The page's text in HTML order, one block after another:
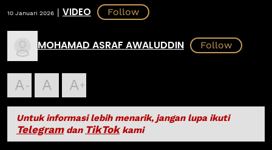
10 Januari 2026 | VIDEO
MOHAMAD ASRAF AWALUDDIN
A A A
Untuk informasi lebih menarik, jangan lupa ikuti
Telegramdan TikTokkami